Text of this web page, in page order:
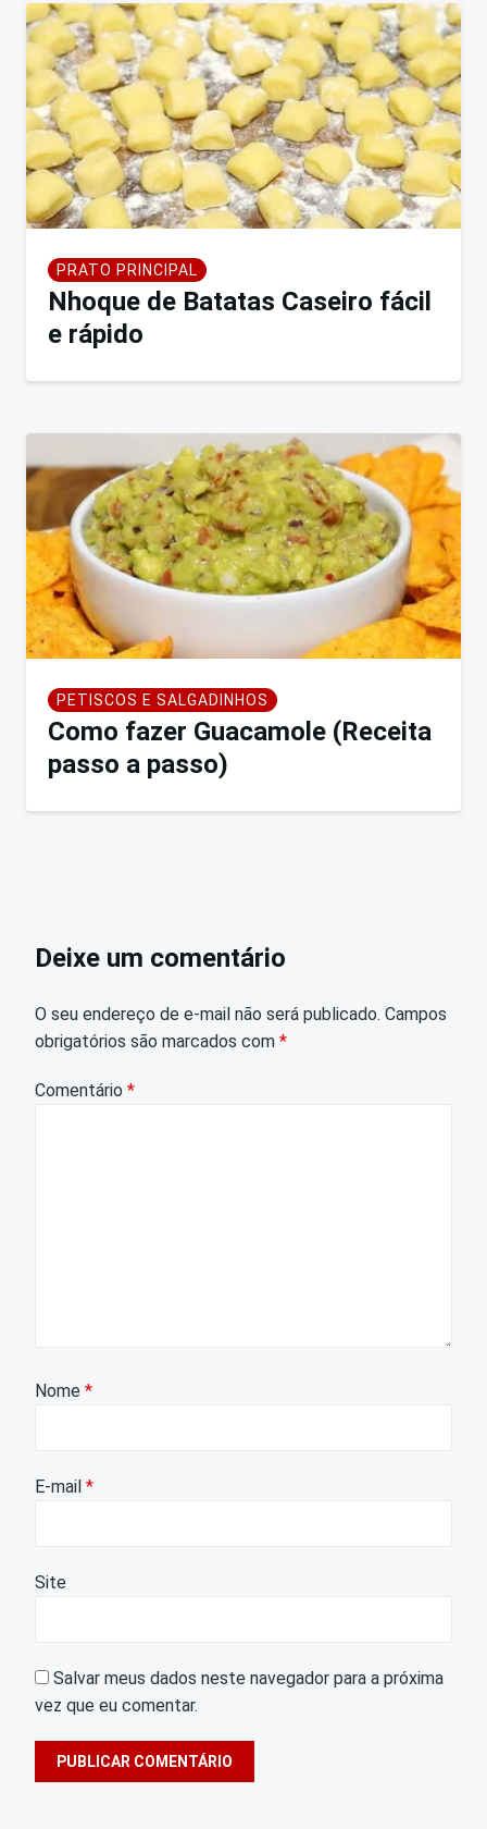
de
Post
PRATO PRINCIPAL
Nhoque de Batatas Caseiro fácil
e rápido
PETISCOS E SALGADINHOS
Como fazer Guacamole (Receita
passo a passo)
Deixe um comentário
O seu endereço de e-mail não será publicado. Campos
obrigatórios são marcados com *
Comentário *
Nome *
E-mail *
Site
Salvar meus dados neste navegador para a próxima
vez que eu comentar.